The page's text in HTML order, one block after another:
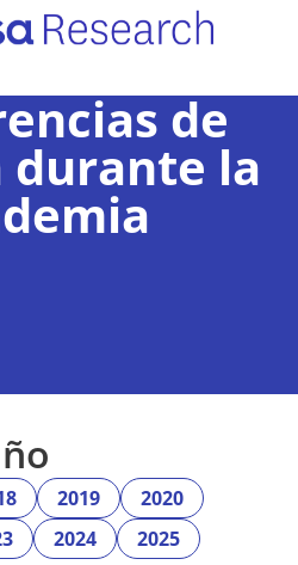
de
la
2019
2020
2024
2025